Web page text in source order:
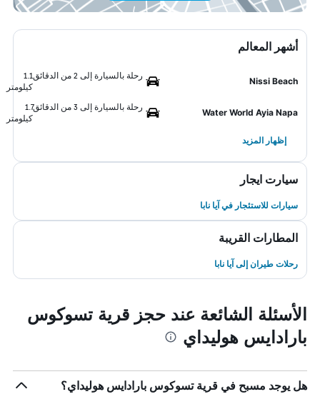
أشهر المعالم
Nissi Beach
رحلة بالسيارة إلى 2 من الدقائق
1.1
كيلومتر
Water World Ayia Napa
رحلة بالسيارة إلى 3 من الدقائق
1.7
كيلومتر
إظهار المزيد
سيارت ايجار
سيارات للاستئجار في آيا نابا
المطارات القريبة
رحلات طيران إلى آيا نابا
الأسئلة الشائعة عند حجز قرية تسوكوس
بارادايس هوليداي
هل يوجد مسبح في قرية تسوكوس بارادايس هوليداي؟